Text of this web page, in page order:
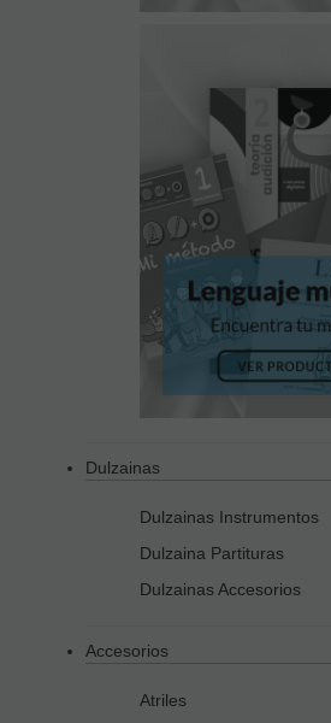
Dulzainas
Dulzainas Instrumentos
Dulzaina Partituras
Dulzainas Accesorios
Accesorios
Atriles